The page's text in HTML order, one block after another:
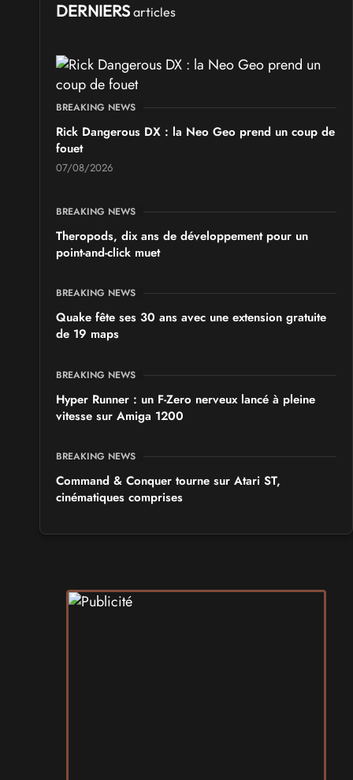
DERNIERS articles
BREAKING NEWS
Rick Dangerous DX : la Neo Geo prend un coup de
fouet
07/08/2026
BREAKING NEWS
Theropods, dix ans de développement pour un
point-and-click muet
BREAKING NEWS
Quake fête ses 30 ans avec une extension gratuite
de 19 maps
BREAKING NEWS
Hyper Runner : un F-Zero nerveux lancé à pleine
vitesse sur Amiga 1200
BREAKING NEWS
Command & Conquer tourne sur Atari ST,
cinématiques comprises